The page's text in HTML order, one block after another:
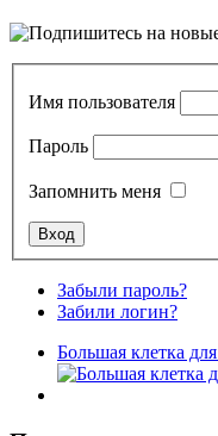
Имя пользователя
Пароль
Запомнить меня
Забыли пароль?
Забили логин?
Большая клетка